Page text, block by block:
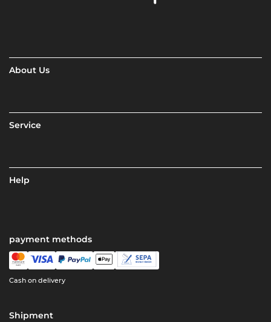
About Us
Service
Help
payment methods
Cash on delivery
Shipment